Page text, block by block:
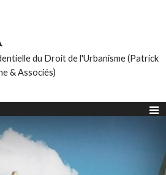
du Droit de l'Urbanisme (Patrick
& Associés)